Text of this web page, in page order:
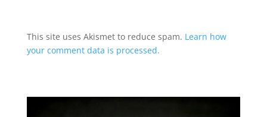
This site uses Akismet to reduce spam. Learn how
your comment data is processed.